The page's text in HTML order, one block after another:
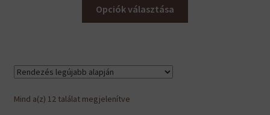
500 Ft
-
Opciók választása
Mind a(z) 12 találat megjelenítveSorted